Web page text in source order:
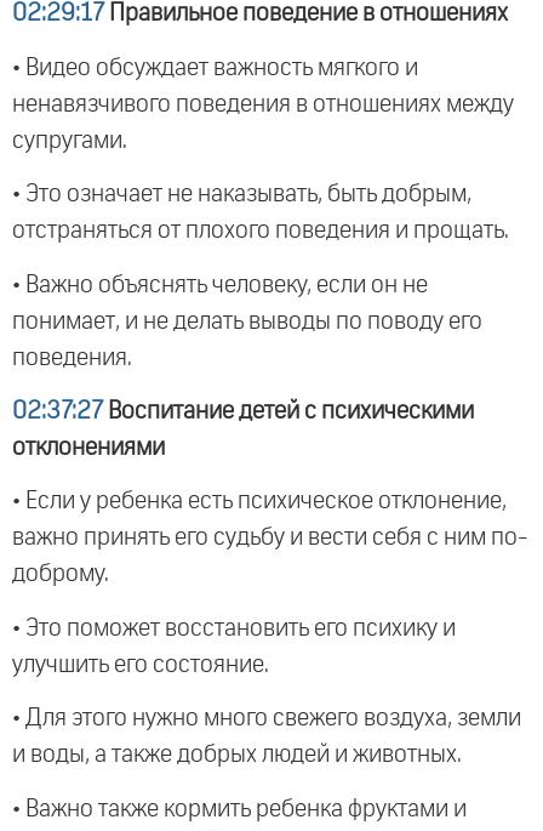
02:29:17 Правильное поведение в отношениях
• Видео обсуждает важность мягкого и
ненавязчивого поведения в отношениях между
супругами.
• Это означает не наказывать, быть добрым,
отстраняться от плохого поведения и прощать.
• Важно объяснять человеку, если он не
понимает, и не делать выводы по поводу его
поведения.
02:37:27 Воспитание детей с психическими
отклонениями
• Если у ребенка есть психическое отклонение,
важно принять его судьбу и вести себя с ним по-
доброму.
• Это поможет восстановить его психику и
улучшить его состояние.
• Для этого нужно много свежего воздуха, земли
и воды, а также добрых людей и животных.
• Важно также кормить ребенка фруктами и